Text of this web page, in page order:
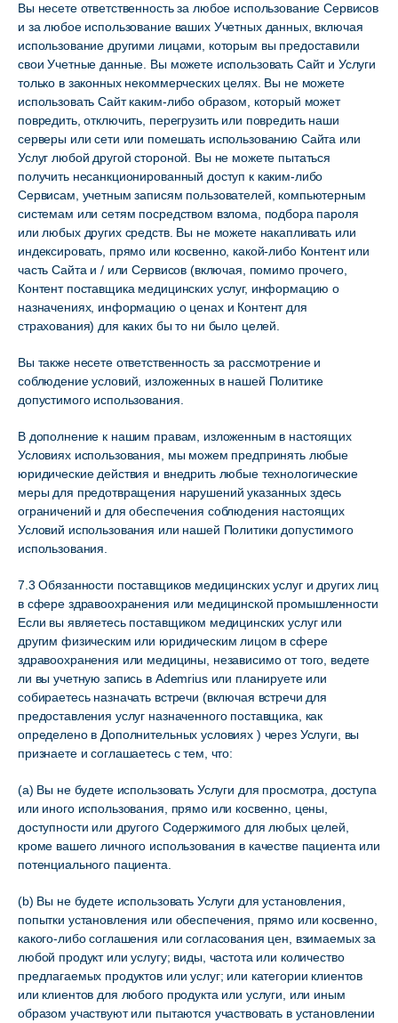
Вы несете ответственность за любое использование Сервисов
и за любое использование ваших Учетных данных, включая
использование другими лицами, которым вы предоставили
свои Учетные данные. Вы можете использовать Сайт и Услуги
только в законных некоммерческих целях. Вы не можете
использовать Сайт каким-либо образом, который может
повредить, отключить, перегрузить или повредить наши
серверы или сети или помешать использованию Сайта или
Услуг любой другой стороной. Вы не можете пытаться
получить несанкционированный доступ к каким-либо
Сервисам, учетным записям пользователей, компьютерным
системам или сетям посредством взлома, подбора пароля
или любых других средств. Вы не можете накапливать или
индексировать, прямо или косвенно, какой-либо Контент или
часть Сайта и / или Сервисов (включая, помимо прочего,
Контент поставщика медицинских услуг, информацию о
назначениях, информацию о ценах и Контент для
страхования) для каких бы то ни было целей.
Вы также несете ответственность за рассмотрение и
соблюдение условий, изложенных в нашей Политике
допустимого использования.
В дополнение к нашим правам, изложенным в настоящих
Условиях использования, мы можем предпринять любые
юридические действия и внедрить любые технологические
меры для предотвращения нарушений указанных здесь
ограничений и для обеспечения соблюдения настоящих
Условий использования или нашей Политики допустимого
использования.
7.3 Обязанности поставщиков медицинских услуг и других лиц
в сфере здравоохранения или медицинской промышленности
Если вы являетесь поставщиком медицинских услуг или
другим физическим или юридическим лицом в сфере
здравоохранения или медицины, независимо от того, ведете
ли вы учетную запись в Ademrius или планируете или
собираетесь назначать встречи (включая встречи для
предоставления услуг назначенного поставщика, как
определено в Дополнительных условиях ) через Услуги, вы
признаете и соглашаетесь с тем, что:
(a) Вы не будете использовать Услуги для просмотра, доступа
или иного использования, прямо или косвенно, цены,
доступности или другого Содержимого для любых целей,
кроме вашего личного использования в качестве пациента или
потенциального пациента.
(b) Вы не будете использовать Услуги для установления,
попытки установления или обеспечения, прямо или косвенно,
какого-либо соглашения или согласования цен, взимаемых за
любой продукт или услугу; виды, частота или количество
предлагаемых продуктов или услуг; или категории клиентов
или клиентов для любого продукта или услуги, или иным
образом участвуют или пытаются участвовать в установлении